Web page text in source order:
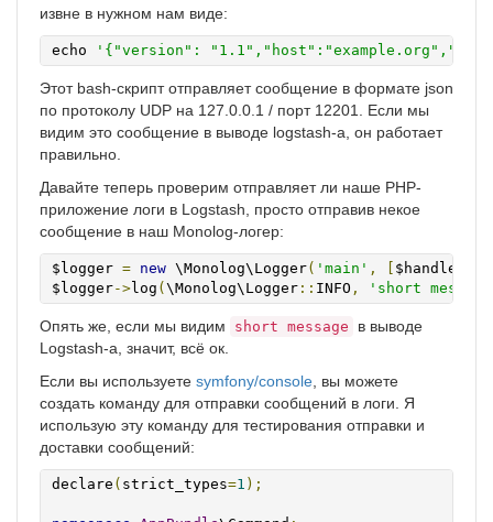
извне в нужном нам виде:
echo '{"version":
Этот bash-скрипт отправляет сообщение в формате json
по протоколу UDP на 127.0.0.1 / порт 12201. Если мы
видим это сообщение в выводе logstash-а, он работает
правильно.
Давайте теперь проверим отправляет ли наше PHP-
приложение логи в Logstash, просто отправив некое
сообщение в наш Monolog-логер:
$logger = new \Monolog\Logger( 'main' , $handler
$logger->log ( \Monolog\Logger :: INFO , 'short
Опять же, если мы видим short message
в выводе
Logstash-а, значит, всё ок.
Если вы используете symfony/console , вы можете
создать команду для отправки сообщений в логи. Я
использую эту команду для тестирования отправки и
доставки сообщений:
declare ( strict_types=1 );